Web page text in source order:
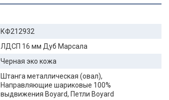
КФ212932
ЛДСП 16 мм Дуб Марсала
Черная эко кожа
Штанга металлическая (овал),
Направляющие шариковые 100%
выдвижения Boyard, Петли Boyard